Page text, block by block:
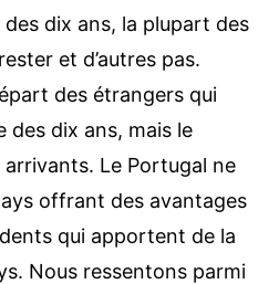
dix ans, la plupart des
et d’autres pas.
des étrangers qui
dix ans, mais le
Le Portugal ne
offrant des avantages
qui apportent de la
Nous ressentons parmi